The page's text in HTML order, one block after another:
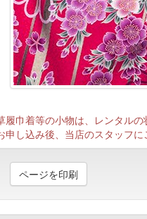
履巾着等の小物は、レンタルの
申し込み後、当店のスタッフに
ページを印刷